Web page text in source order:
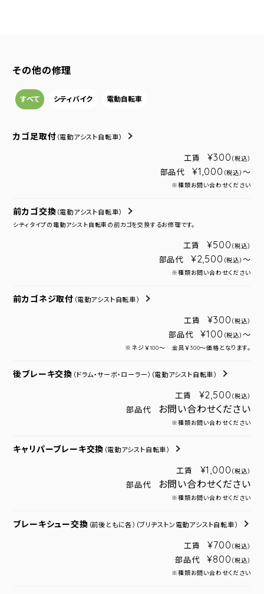
その他の修理
すべて シティバイク 電動自転車
カゴ足取付 （電動アシスト自転車）
工賃 ¥300 （税込）
部品代 ¥1,000 （税込） ～
※種類お問い合わせください
前カゴ交換 （電動アシスト自転車）
シティタイプの電動アシスト自転車の前カゴを交換するお修理です。
工賃 ¥500 （税込）
部品代 ¥2,500 （税込） ～
※種類お問い合わせください
前カゴネジ取付 （電動アシスト自転車）
工賃 ¥300 （税込）
部品代 ¥100 （税込） ～
※ネジ￥100～ 金具￥300～価格となります。
後ブレーキ交換 （ドラム・サーボ・ローラー） （電動アシスト自転車）
工賃 ¥2,500 （税込）
部品代 お問い合わせください
※種類お問い合わせください
キャリパーブレーキ交換 （電動アシスト自転車）
工賃 ¥1,000 （税込）
部品代 お問い合わせください
※種類お問い合わせください
ブレーキシュー交換 （前後ともに各） （ブリヂストン電動アシスト自転車）
工賃 ¥700 （税込）
部品代 ¥800 （税込）
※種類お問い合わせください